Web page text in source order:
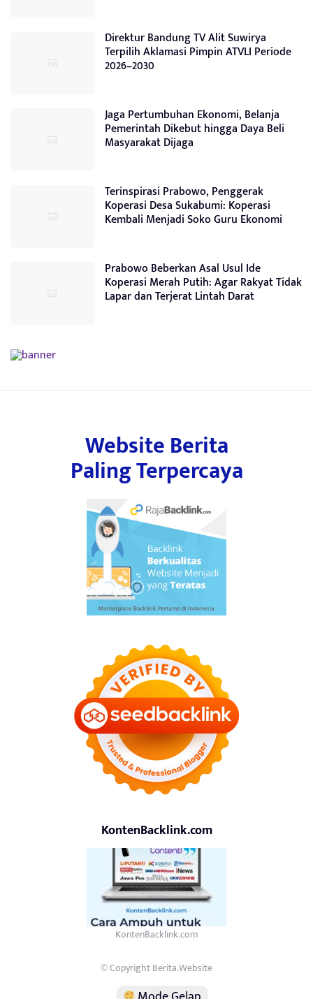
Direktur Bandung TV Alit Suwirya
Terpilih Aklamasi Pimpin ATVLI Periode
2026–2030
Jaga Pertumbuhan Ekonomi, Belanja
Pemerintah Dikebut hingga Daya Beli
Masyarakat Dijaga
Terinspirasi Prabowo, Penggerak
Koperasi Desa Sukabumi: Koperasi
Kembali Menjadi Soko Guru Ekonomi
Prabowo Beberkan Asal Usul Ide
Koperasi Merah Putih: Agar Rakyat Tidak
Lapar dan Terjerat Lintah Darat
Website Berita
Paling Terpercaya
KontenBacklink.com
KontenBacklink.com
© Copyright Berita.Website